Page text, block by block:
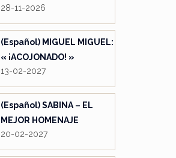
28-11-2026
(Español) MIGUEL MIGUEL:
« ¡ACOJONADO! »
13-02-2027
(Español) SABINA – EL
MEJOR HOMENAJE
20-02-2027